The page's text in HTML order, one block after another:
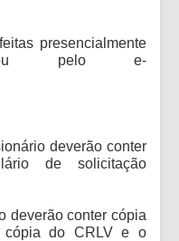
presencialmente
ou pelo e-
deverão conter
de solicitação
deverão conter cópia
cópia do CRLV e o